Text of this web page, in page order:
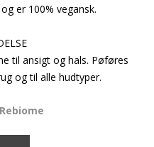
er 100% vegansk.
til ansigt og hals. Pøføres
og til alle hudtyper.
Rebiome